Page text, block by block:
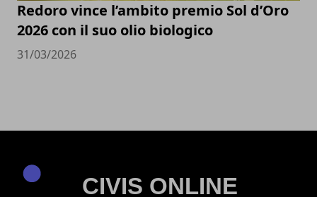
Redoro vince l’ambito premio Sol d’Oro
2026 con il suo olio biologico
31/03/2026